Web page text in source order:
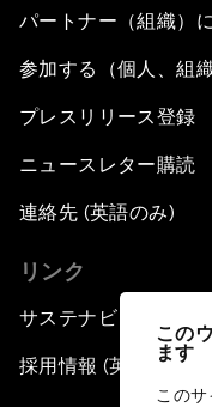
この
ます
この
パートナー（組織）
参加する（個人、組織
プレスリリース登録
ニュースレター購読
連絡先 (英語のみ)
リンク
サステナビリティへ
採用情報 (英語のみ)